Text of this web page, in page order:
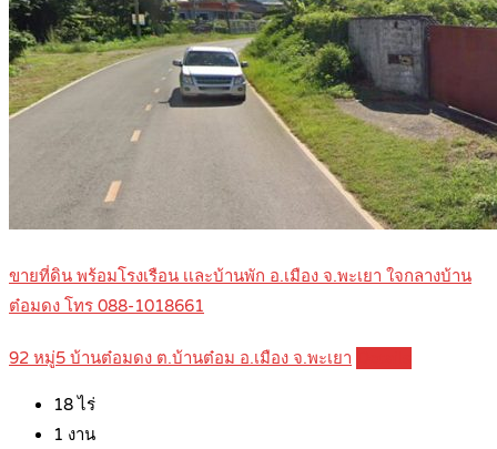
ขายที่ดิน พร้อมโรงเรือน เเละบ้านพัก อ.เมือง จ.พะเยา ใจกลางบ้าน
ต๋อมดง โทร 088-1018661
92 หมู่5 บ้านต๋อมดง ต.บ้านต๋อม อ.เมือง จ.พะเยา
18ไร่
1 งาน